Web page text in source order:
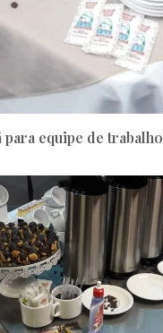
para equipe de trabalho